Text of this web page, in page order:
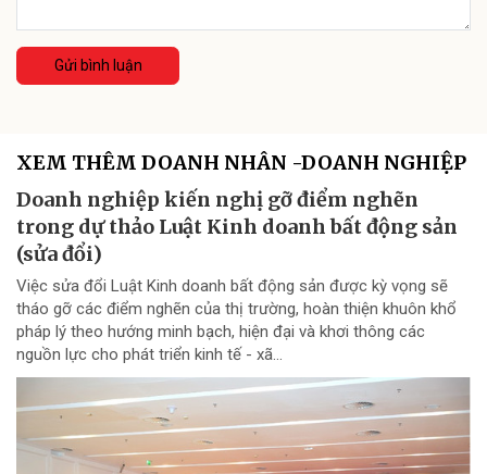
Gửi bình luận
XEM THÊM DOANH NHÂN -DOANH NGHIỆP
Doanh nghiệp kiến nghị gỡ điểm nghẽn
trong dự thảo Luật Kinh doanh bất động sản
(sửa đổi)
Việc sửa đổi Luật Kinh doanh bất động sản được kỳ vọng sẽ
tháo gỡ các điểm nghẽn của thị trường, hoàn thiện khuôn khổ
pháp lý theo hướng minh bạch, hiện đại và khơi thông các
nguồn lực cho phát triển kinh tế - xã...